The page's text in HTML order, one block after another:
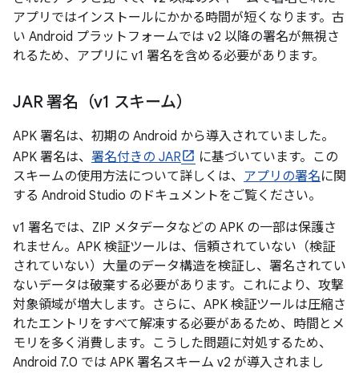
アプリではインストールにかかる時間が短くなります。古
い Android プラットフォームでは v2 以降の署名が無視さ
れるため、アプリに v1 署名を含める必要があります。
JAR 署名（v1 スキーム）
APK 署名は、初期の Android から導入されていました。
APK 署名は、 署名付きの JAR
に基づいています。この
スキームの使用方法について詳しくは、 アプリの署名に関
する Android Studio のドキュメントをご覧ください。
v1 署名では、ZIP メタデータなどの APK の一部は保護さ
れません。APK 検証ツールは、信頼されていない（検証
されていない）大量のデータ構造を検証し、署名されてい
ないデータは破棄する必要があります。これにより、攻撃
対象領域が増大します。さらに、APK 検証ツールは圧縮さ
れたエントリをすべて解凍する必要があるため、時間とメ
モリを多く消費します。こうした問題に対処するため、
Android 7.0 では APK 署名スキーム v2 が導入されまし